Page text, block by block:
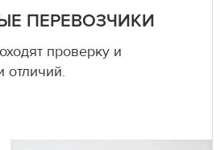
ПЕРЕВОЗЧИКИ
проверку и
отличий.